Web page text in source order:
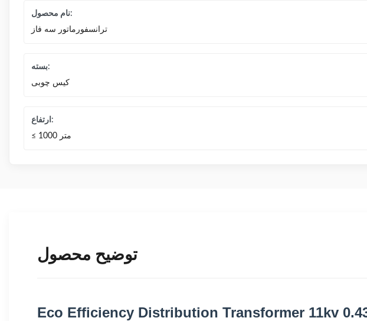
نام محصول:
ترانسفورماتور سه فاز
بسته:
کیس چوبی
ارتفاع:
≤ 1000 متر
توضیح محصول
Eco Efficiency Distribution Transformer 11kv